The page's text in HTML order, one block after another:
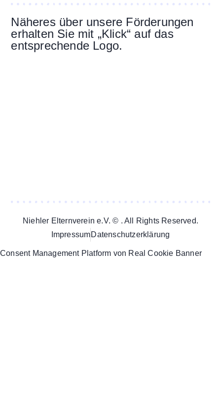
Näheres über unsere Förderungen
erhalten Sie mit „Klick“ auf das
entsprechende Logo.
Niehler Elternverein e.V. © . All Rights Reserved.
ImpressumDatenschutzerklärung
Consent Management Platform von Real Cookie Banner